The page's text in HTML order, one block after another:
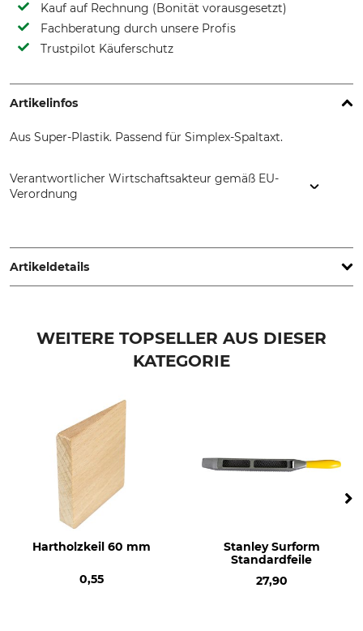
Kauf auf Rechnung (Bonität vorausgesetzt)
Fachberatung durch unsere Profis
Trustpilot Käuferschutz
Artikelinfos
Aus Super-Plastik. Passend für Simplex-Spaltaxt.
Verantwortlicher Wirtschaftsakteur gemäß EU-
Verordnung
Germany, www.halder.de
Artikeldetails
Herstellung
WEITERE TOPSELLER AUS DIESER
KATEGORIE
Hartholzkeil 60 mm
0,55
Stanley Surform
Standardfeile
27,90